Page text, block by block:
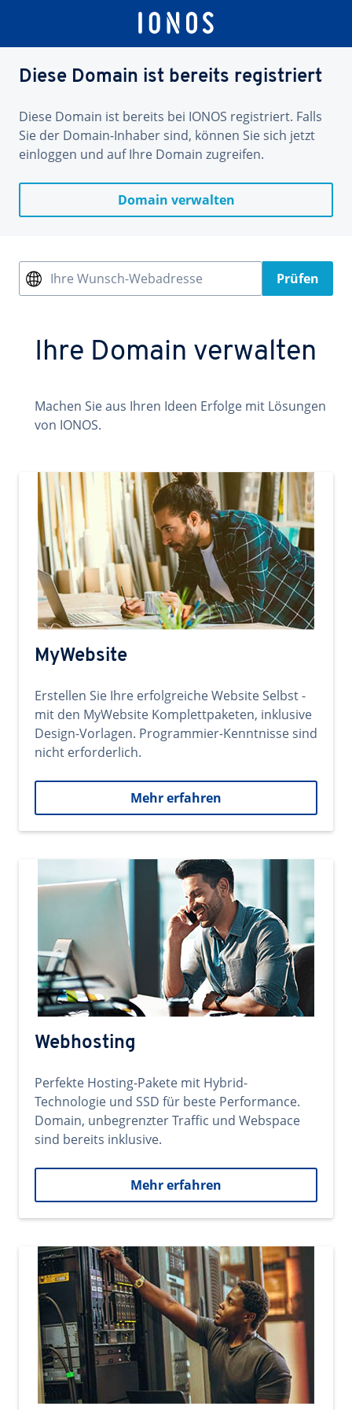
Diese Domain ist bereits registriert
Diese Domain ist bereits bei IONOS registriert. Falls
Sie der Domain-Inhaber sind, können Sie sich jetzt
einloggen und auf Ihre Domain zugreifen.
Domain verwalten
Ihre Wunsch-Webadresse Prüfen
Ihre Domain verwalten
Machen Sie aus Ihren Ideen Erfolge mit Lösungen
von IONOS.
MyWebsite
Erstellen Sie Ihre erfolgreiche Website Selbst -
mit den MyWebsite Komplettpaketen, inklusive
Design-Vorlagen. Programmier-Kenntnisse sind
nicht erforderlich.
Mehr erfahren
Webhosting
Perfekte Hosting-Pakete mit Hybrid-
Technologie und SSD für beste Performance.
Domain, unbegrenzter Traffic und Webspace
sind bereits inklusive.
Mehr erfahren